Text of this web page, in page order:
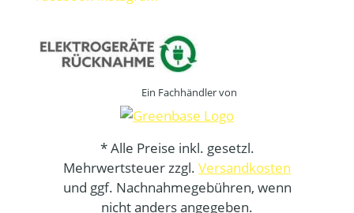
Ein Fachhändler von
* Alle Preise inkl. gesetzl.
Mehrwertsteuer zzgl. Versandkosten
und ggf. Nachnahmegebühren, wenn
nicht anders angegeben.